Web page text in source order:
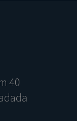
40